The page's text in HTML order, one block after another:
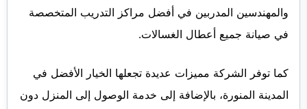
والمهندسين المدربين في أفضل مراكز التدريب المتخصصة
في صيانة جميع أعطال الغسالات.
كما توفر الشركة مميزات عديدة تجعلها الخيار الأفضل في
المدينة المنورة، بالإضافة إلى خدمة الوصول إلى المنزل دون